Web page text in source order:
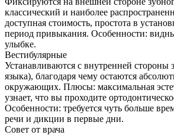
классический и наиболее
доступная стоимость, простота в
период привыкания. Особенности:
улыбке.
Вестибулярные
Устанавливаются с внутренней стороны
языка), благодаря чему остаются
окружающих. Плюсы: максимальная
узнает, что вы проходите
Особенности: требуется чуть больше
речи и дикции в первые дни.
Совет от врача